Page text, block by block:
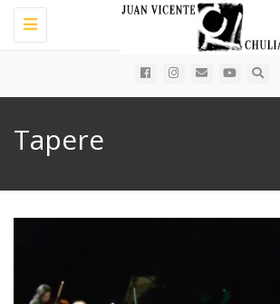
Toggle
navigation
Tapere